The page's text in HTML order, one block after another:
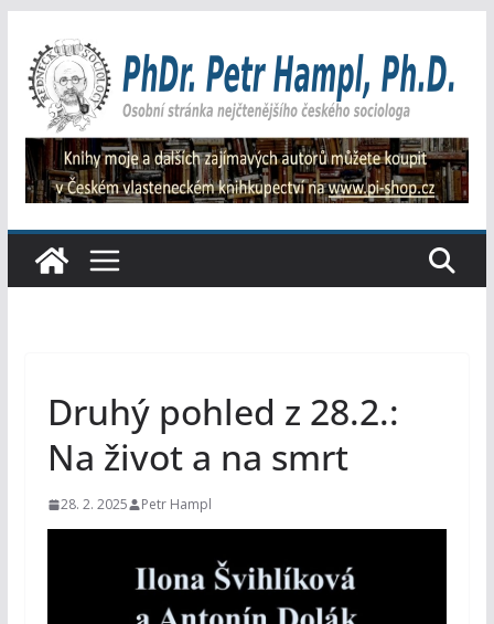
obsah
Druhý pohled z 28.2.:
Na život a na smrt
28. 2. 2025 Petr Hampl